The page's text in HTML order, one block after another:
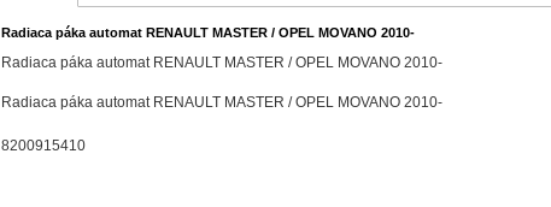
Radiaca páka automat RENAULT MASTER / OPEL MOVANO 2010-
Radiaca páka automat RENAULT MASTER / OPEL MOVANO 2010-
Radiaca páka automat RENAULT MASTER / OPEL MOVANO 2010-
8200915410